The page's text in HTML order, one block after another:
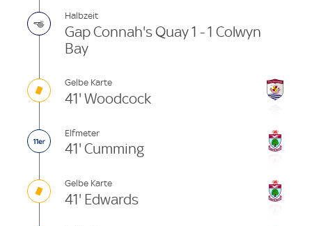
Halbzeit
Gap Connah's Quay 1 - 1 Colwyn
Bay
Gelbe Karte
41' Woodcock
Elfmeter
41' Cumming
Gelbe Karte
41' Edwards